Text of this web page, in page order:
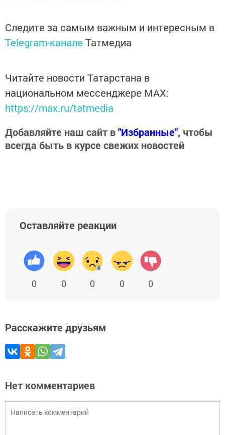
Следите за самым важным и интересным в
Telegram-канале Татмедиа
Читайте новости Татарстана в
национальном мессенджере MАХ:
https://max.ru/tatmedia
Добавляйте наш сайт в"Избранные", чтобы
всегда быть в курсе свежих новостей
Оставляйте реакции
0 0 0 0 0
Расскажите друзьям
Нет комментариев